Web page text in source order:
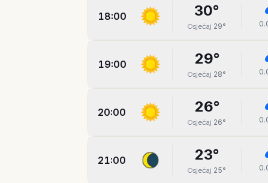
18:00 30°
Osjećaj 29°
19:00 29°
Osjećaj 28°
20:00 26°
Osjećaj 26°
21:00 23°
Osjećaj 25°